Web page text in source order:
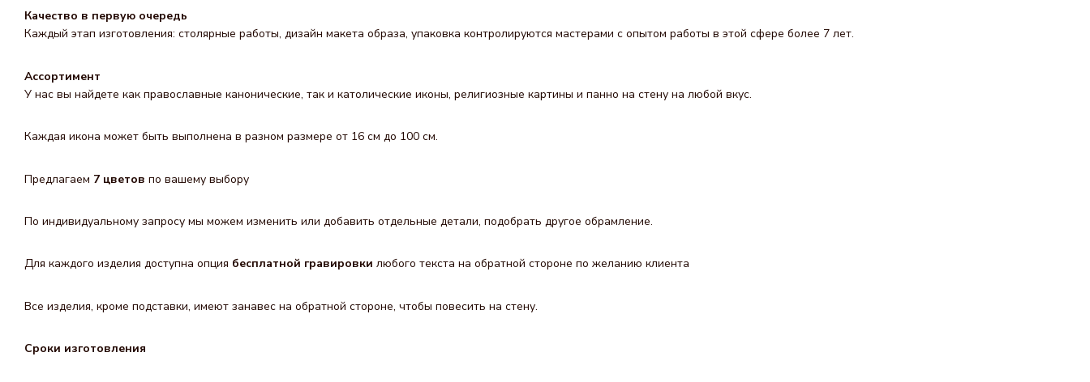
Качество в первую очередь
Каждый этап изготовления: столярные работы, дизайн макета образа, упаковка контролируются мастерами с опытом работы в этой сфере более 7 лет.
Ассортимент
У нас вы найдете как православные канонические, так и католические иконы, религиозные картины и панно на стену на любой вкус.
Каждая икона может быть выполнена в разном размере от 16 см до 100 см.
Предлагаем 7 цветов по вашему выбору
По индивидуальному запросу мы можем изменить или добавить отдельные детали, подобрать другое обрамление.
Для каждого изделия доступна опция бесплатной гравировки любого текста на обратной стороне по желанию клиента
Все изделия, кроме подставки, имеют занавес на обратной стороне, чтобы повесить на стену.
Сроки изготовления